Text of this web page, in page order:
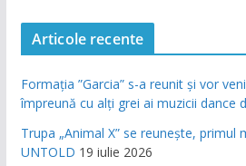
Articole recente
Formația ”Garcia” s-a reunit și vor
împreună cu alți grei ai muzicii dance
Trupa „Animal X” se reunește, primul
UNTOLD 19 iulie 2026